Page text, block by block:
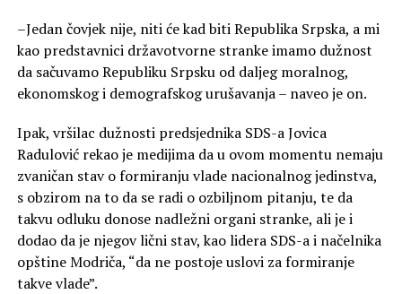
–Jedan čovjek nije, niti će kad biti Republika Srpska, a mi
kao predstavnici državotvorne stranke imamo dužnost
da sačuvamo Republiku Srpsku od daljeg moralnog,
ekonomskog i demografskog urušavanja – naveo je on.
Ipak, vršilac dužnosti predsjednika SDS-a Jovica
Radulović rekao je medijima da u ovom momentu nemaju
zvaničan stav o formiranju vlade nacionalnog jedinstva,
s obzirom na to da se radi o ozbiljnom pitanju, te da
takvu odluku donose nadležni organi stranke, ali je i
dodao da je njegov lični stav, kao lidera SDS-a i načelnika
opštine Modriča, “da ne postoje uslovi za formiranje
takve vlade”.